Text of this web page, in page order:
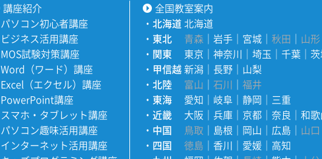
講座紹介
パソコン初心者講座
ビジネス活用講座
MOS試験対策講座
Word（ワード）講座
Excel（エクセル）講座
PowerPoint講座
スマホ・タブレット講座
パソコン趣味活用講座
インターネット活用講座
全国教室案内
・北海道 北海道
・ 東北 青森 ｜岩手 ｜ 宮城 ｜秋田 ｜ 山形
・ 関東 東京 ｜神奈川 ｜埼玉 ｜千葉 ｜
・ 甲信越新潟 ｜ 長野 ｜ 山梨
・北陸 富山 ｜石川 ｜福井
・ 東海 愛知 ｜ 岐阜 ｜静岡 ｜ 三重
・近畿 大阪 ｜ 兵庫 ｜ 京都 ｜奈良 ｜和
・ 中国 鳥取 ｜ 島根 ｜ 岡山 ｜ 広島 ｜ 山口
・ 四国 徳島 ｜ 香川 ｜ 愛媛 ｜ 高知